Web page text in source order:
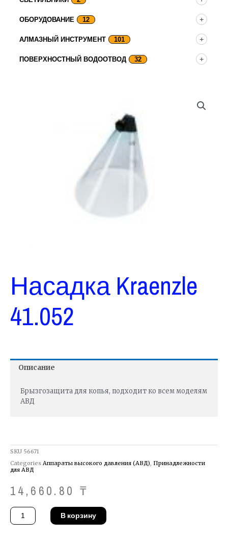
ОБОРУДОВАНИЕ 12
АЛМАЗНЫЙ ИНСТРУМЕНТ 101
ПОВЕРХНОСТНЫЙ ВОДООТВОД 32
Насадка Kraenzle
41.052
Описание
Брызгозащита для копья, подходит ко всем моделям
АВД
SKU 56671
Categories Аппараты высокого давления (АВД) Принадлежности
для АВД
14,660.80 ₸
Количество
товара
Насадка
В корзину